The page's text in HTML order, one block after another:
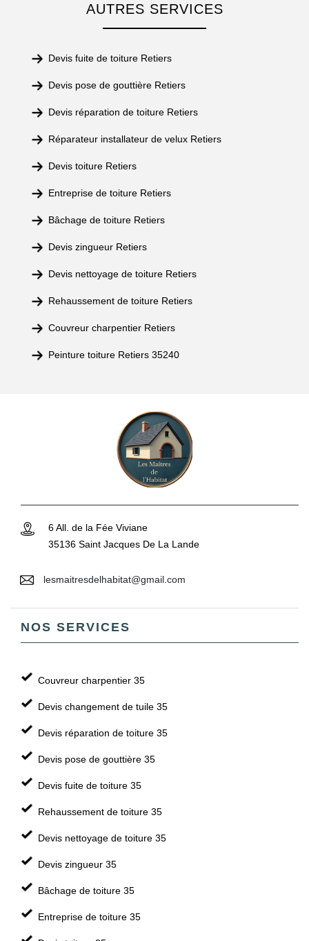
AUTRES SERVICES
Devis fuite de toiture Retiers
Devis pose de gouttière Retiers
Devis réparation de toiture Retiers
Réparateur installateur de velux Retiers
Devis toiture Retiers
Entreprise de toiture Retiers
Bâchage de toiture Retiers
Devis zingueur Retiers
Devis nettoyage de toiture Retiers
Rehaussement de toiture Retiers
Couvreur charpentier Retiers
Peinture toiture Retiers 35240
6 All. de la Fée Viviane
35136 Saint Jacques De La Lande
lesmaitresdelhabitat@gmail.com
NOS SERVICES
Couvreur charpentier 35
Devis changement de tuile 35
Devis réparation de toiture 35
Devis pose de gouttière 35
Devis fuite de toiture 35
Rehaussement de toiture 35
Devis nettoyage de toiture 35
Devis zingueur 35
Bâchage de toiture 35
Entreprise de toiture 35